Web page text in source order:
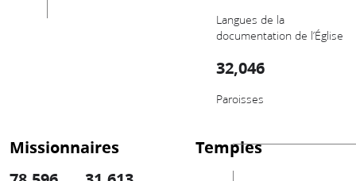
Langues de la
documentation de l’Église
32,046
Paroisses
Missionnaires
Temples